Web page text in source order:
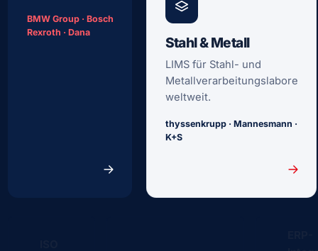
BMW Group · Bosch
Rexroth · Dana
Stahl & Metall
LIMS für Stahl- und
Metallverarbeitungslabore
weltweit.
thyssenkrupp · Mannesmann ·
K+S